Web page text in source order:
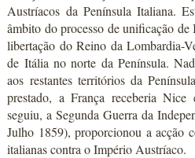
Austríacos da Península Italiana.
âmbito do processo de unificação
libertação do Reino da Lombardia-
de Itália no norte da Península.
aos restantes territórios da
prestado, a França receberia
seguiu, a Segunda Guerra da
Julho 1859), proporcionou a acção
italianas contra o Império Austríaco.